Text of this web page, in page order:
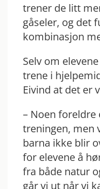
trener de litt
gåseler, og det
kombinasjon
Selv om
trene i
Eivind at det er
– Noen foreldre
treningen, men
barna ikke blir
for elevene å
fra både natur
går vi ut når vi